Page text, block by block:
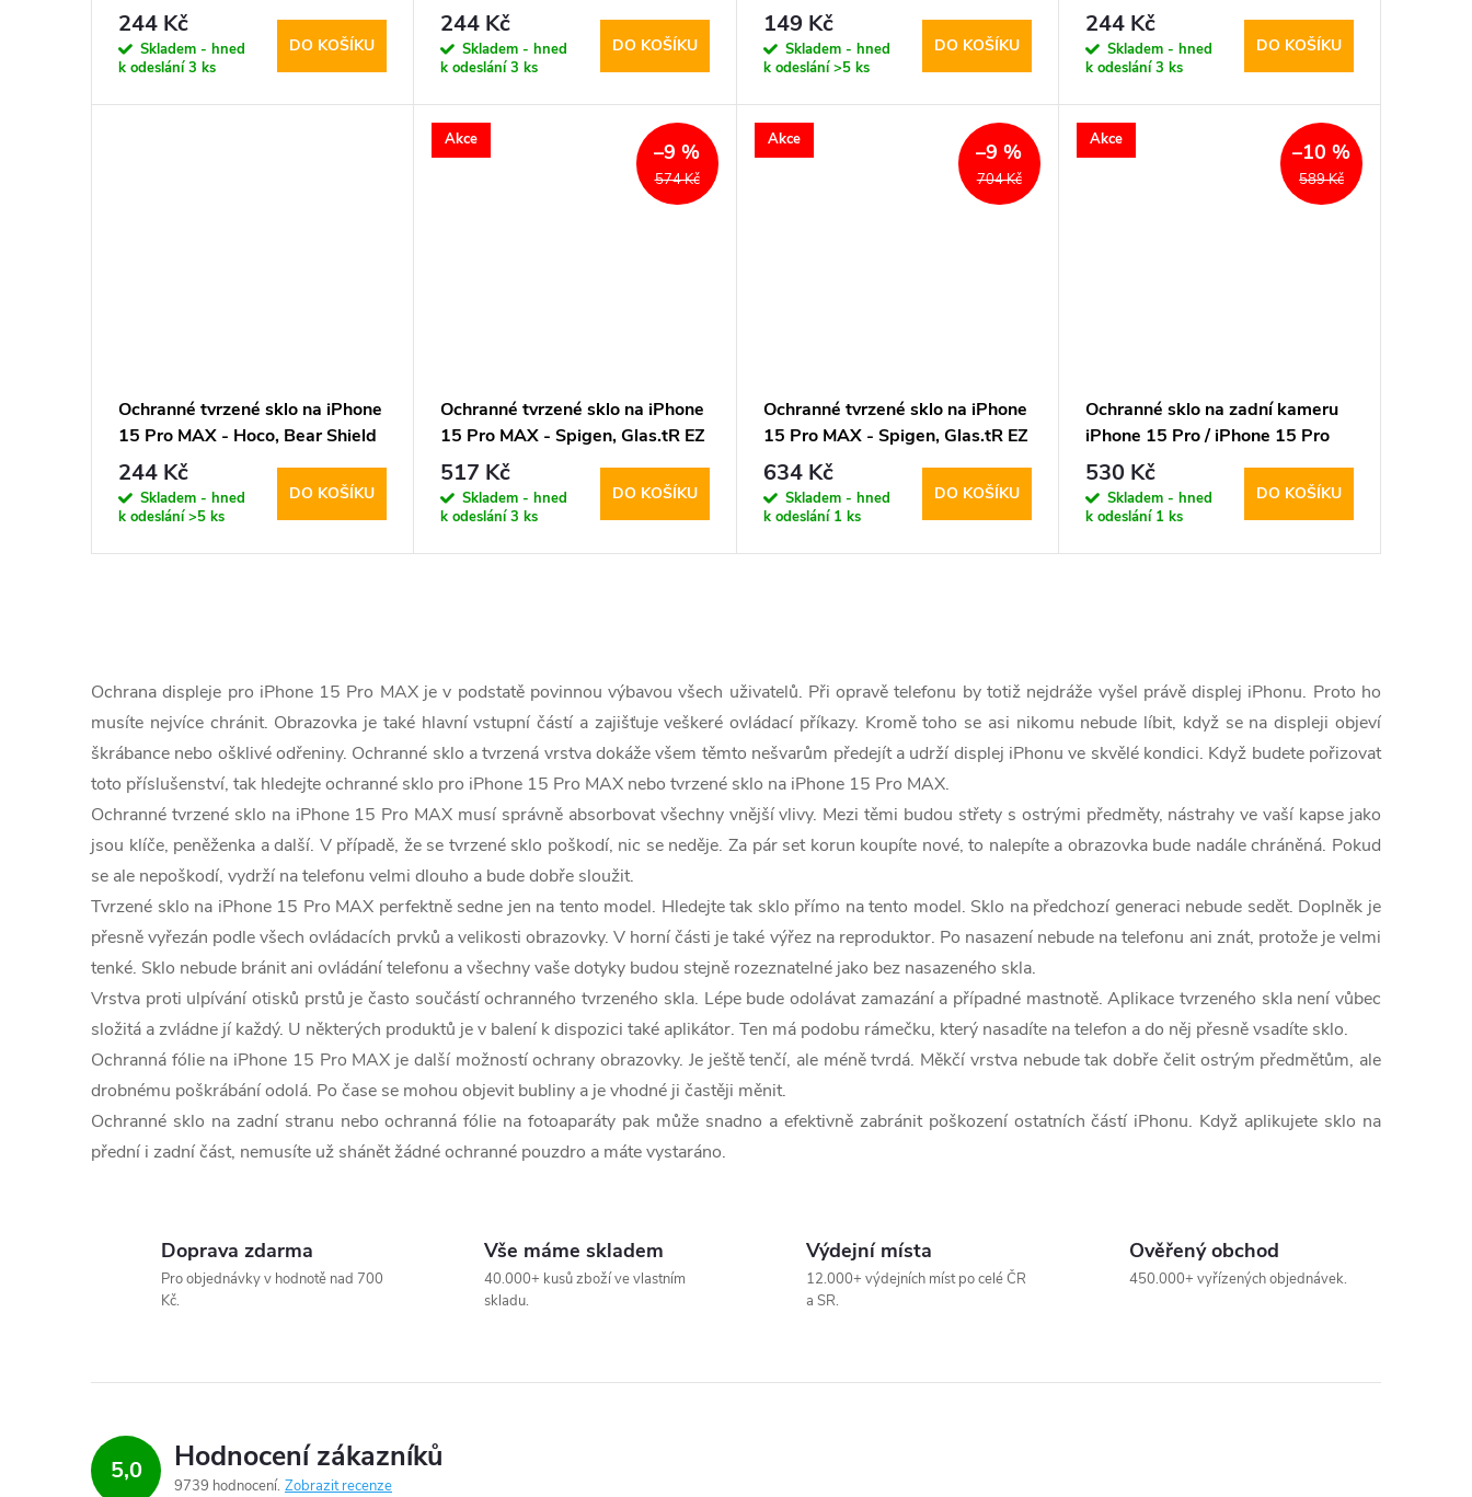
t
d
MAX - Hofi, Cam Pro+ Black
244 Kč
Skladem - hned
k odeslání3 ks
DO KOŠÍKU
Pro+
244 Kč
Skladem - hned
k odeslání3 ks
DO KOŠÍKU
DuxDucis, Full Glass Black
149 Kč
Skladem - hned
k odeslání>5 ks
DO KOŠÍKU
MAX - Hofi, Cam Pro+ Clear
244 Kč
Skladem - hned
k odeslání3 ks
DO KOŠÍKU
Ochranné tvrzené sklo na iPhone
15 Pro MAX - Hoco, Bear Shield
244 Kč
Skladem - hned
k odeslání>5 ks
DO KOŠÍKU
Akce
574 Kč
–9 %
Ochranné tvrzené sklo na iPhone
15 Pro MAX - Spigen, Glas.tR EZ
Fit (1ks s aplikátorem)
517 Kč
Skladem - hned
k odeslání3 ks
DO KOŠÍKU
Akce
704 Kč
–9 %
Ochranné tvrzené sklo na iPhone
15 Pro MAX - Spigen, Glas.tR EZ
Fit (2ks s aplikátorem)
634 Kč
Skladem - hned
k odeslání 1 ks
DO KOŠÍKU
Akce
589 Kč
–10 %
Ochranné sklo na zadní kameru
iPhone 15 Pro / iPhone 15 Pro
MAX - Spigen, Optik.TR (2ks)
530 Kč
Skladem - hned
k odeslání 1 ks
DO KOŠÍKU
v
l
á
d
a
c
í
p
r
v
k
y
s
Ochrana displeje pro iPhone 15 Pro MAX je v podstatě povinnou výbavou všech uživatelů. Při opravě telefonu by totiž nejdráže vyšel právě displej iPhonu. Proto ho
musíte nejvíce chránit. Obrazovka je také hlavní vstupní částí a zajišťuje veškeré ovládací příkazy. Kromě toho se asi nikomu nebude líbit, když se na displeji objeví
škrábance nebo ošklivé odřeniny. Ochranné sklo a tvrzená vrstva dokáže všem těmto nešvarům předejít a udrží displej iPhonu ve skvělé kondici. Když budete pořizovat
toto příslušenství, tak hledejte ochranné sklo pro iPhone 15 Pro MAX nebo tvrzené sklo na iPhone 15 Pro MAX.
Ochranné tvrzené sklo na iPhone 15 Pro MAX musí správně absorbovat všechny vnější vlivy. Mezi těmi budou střety s ostrými předměty, nástrahy ve vaší kapse jako
jsou klíče, peněženka a další. V případě, že se tvrzené sklo poškodí, nic se neděje. Za pár set korun koupíte nové, to nalepíte a obrazovka bude nadále chráněná. Pokud
se ale nepoškodí, vydrží na telefonu velmi dlouho a bude dobře sloužit.
Tvrzené sklo na iPhone 15 Pro MAX perfektně sedne jen na tento model. Hledejte tak sklo přímo na tento model. Sklo na předchozí generaci nebude sedět. Doplněk je
přesně vyřezán podle všech ovládacích prvků a velikosti obrazovky. V horní části je také výřez na reproduktor. Po nasazení nebude na telefonu ani znát, protože je velmi
tenké. Sklo nebude bránit ani ovládání telefonu a všechny vaše dotyky budou stejně rozeznatelné jako bez nasazeného skla.
Vrstva proti ulpívání otisků prstů je často součástí ochranného tvrzeného skla. Lépe bude odolávat zamazání a případné mastnotě. Aplikace tvrzeného skla není vůbec
složitá a zvládne jí každý. U některých produktů je v balení k dispozici také aplikátor. Ten má podobu rámečku, který nasadíte na telefon a do něj přesně vsadíte sklo.
Ochranná fólie na iPhone 15 Pro MAX je další možností ochrany obrazovky. Je ještě tenčí, ale méně tvrdá. Měkčí vrstva nebude tak dobře čelit ostrým předmětům, ale
drobnému poškrábání odolá. Po čase se mohou objevit bubliny a je vhodné ji častěji měnit.
Ochranné sklo na zadní stranu nebo ochranná fólie na fotoaparáty pak může snadno a efektivně zabránit poškození ostatních částí iPhonu. Když aplikujete sklo na
přední i zadní část, nemusíte už shánět žádné ochranné pouzdro a máte vystaráno.
Doprava zdarma
Pro objednávky v hodnotě nad 700
Kč.
Vše máme skladem
40.000+ kusů zboží ve vlastním
skladu.
Výdejní místa
12.000+ výdejních míst po celé ČR
a SR.
Ověřený obchod
450.000+ vyřízených objednávek.
5,0 Hodnocení zákazníků
9739 hodnocení Zobrazit recenze